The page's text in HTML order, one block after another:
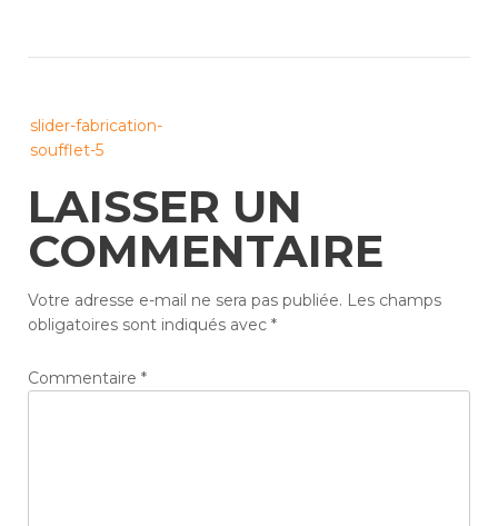
navigation
slider-fabrication-
soufflet-5
LAISSER UN
COMMENTAIRE
Votre adresse e-mail ne sera pas publiée. Les champs
obligatoires sont indiqués avec *
Commentaire *